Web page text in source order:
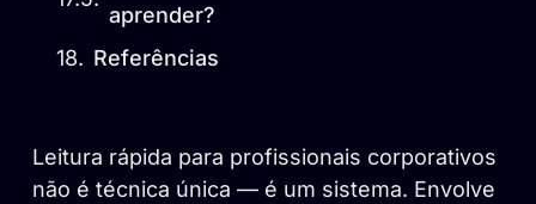
aprender?
Referências
Leitura rápida para profissionais corporativos
não é técnica única — é um sistema. Envolve